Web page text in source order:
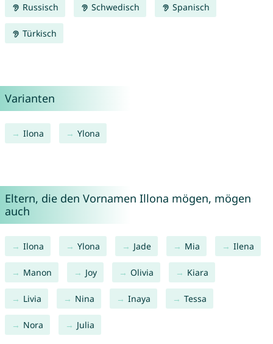
Russisch Schwedisch Spanisch
Türkisch
Varianten
Ilona Ylona
Eltern, die den Vornamen Illona mögen, mögen
auch
Ilona Ylona Jade Mia Ilena
Manon Joy Olivia Kiara
Livia Nina Inaya Tessa
Nora Julia